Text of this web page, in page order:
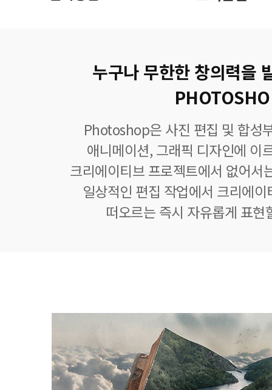
누구나 무한한 창의력을
Photoshop은 사진 편집 및 합성
애니메이션, 그래픽 디자인에 이
크리에이티브 프로젝트에서 없어서
일상적인 편집 작업에서 크리에
떠오르는 즉시 자유롭게 표현